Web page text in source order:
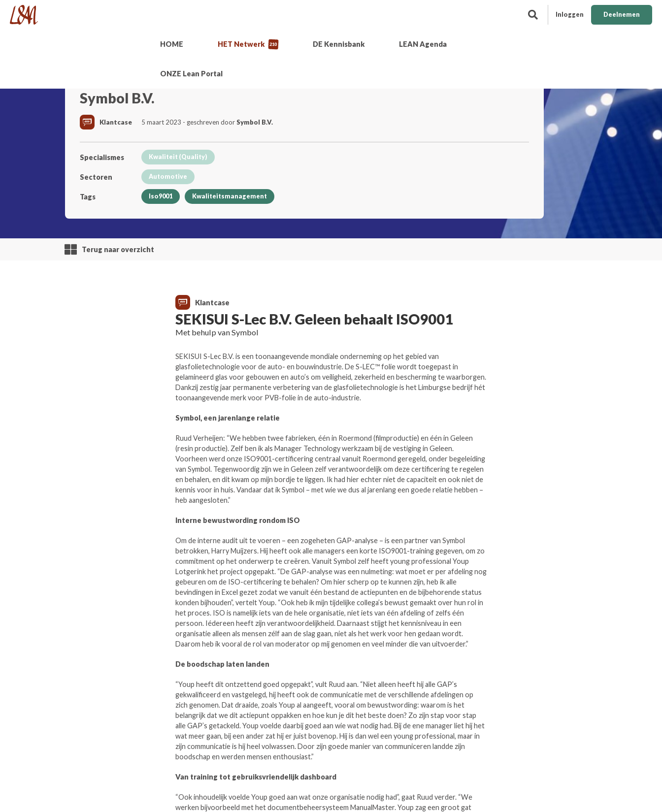
Inloggen Deelnemen
HOME HET Netwerk 210 DE Kennisbank LEAN Agenda
ONZE Lean Portal
Symbol B.V.
Klantcase 5 maart 2023 - geschreven doorSymbol B.V.
Specialismes Kwaliteit (Quality)
Sectoren Automotive
Tags Iso9001 Kwaliteitsmanagement
Terug naar overzicht
Klantcase
SEKISUI S-Lec B.V. Geleen behaalt ISO9001
Met behulp van Symbol
SEKISUI S-Lec B.V. is een toonaangevende mondiale onderneming op het gebied van
glasfolietechnologie voor de auto- en bouwindustrie. De S-LEC™ folie wordt toegepast in
gelamineerd glas voor gebouwen en auto’s om veiligheid, zekerheid en bescherming te waarborgen.
Dankzij zestig jaar permanente verbetering van de glasfolietechnologie is het Limburgse bedrijf hét
toonaangevende merk voor PVB-folie in de auto-industrie.
Symbol, een jarenlange relatie
Ruud Verheijen: “We hebben twee fabrieken, één in Roermond (filmproductie) en één in Geleen
(resin productie). Zelf ben ik als Manager Technology werkzaam bij de vestiging in Geleen.
Voorheen werd onze ISO9001-certificering centraal vanuit Roermond geregeld, onder begeleiding
van Symbol. Tegenwoordig zijn we in Geleen zelf verantwoordelijk om deze certificering te regelen
en behalen, en dit kwam op mijn bordje te liggen. Ik had hier echter niet de capaciteit en ook niet de
kennis voor in huis. Vandaar dat ik Symbol – met wie we dus al jarenlang een goede relatie hebben –
heb aangesloten.”
Interne bewustwording rondom ISO
Om de interne audit uit te voeren – een zogeheten GAP-analyse – is een partner van Symbol
betrokken, Harry Muijzers. Hij heeft ook alle managers een korte ISO9001-training gegeven, om zo
commitment op het onderwerp te creëren. Vanuit Symbol zelf heeft young professional Youp
Lotgerink het project opgepakt. “De GAP-analyse was een nulmeting: wat moet er per afdeling nog
gebeuren om de ISO-certificering te behalen? Om hier scherp op te kunnen zijn, heb ik alle
bevindingen in Excel gezet zodat we vanuit één bestand de actiepunten en de bijbehorende status
konden bijhouden”, vertelt Youp. “Ook heb ik mijn tijdelijke collega’s bewust gemaakt over hun rol in
het proces. ISO is namelijk iets van de hele organisatie, niet iets van één afdeling of zelfs één
persoon. Iédereen heeft zijn verantwoordelijkheid. Daarnaast stijgt het kennisniveau in een
organisatie alleen als mensen zélf aan de slag gaan, niet als het werk voor hen gedaan wordt.
Daarom heb ik vooral de rol van moderator op mij genomen en veel minder die van uitvoerder.”
De boodschap laten landen
“Youp heeft dit ontzettend goed opgepakt”, vult Ruud aan. “Niet alleen heeft hij alle GAP’s
gekwalificeerd en vastgelegd, hij heeft ook de communicatie met de verschillende afdelingen op
zich genomen. Dat draaide, zoals Youp al aangeeft, vooral om bewustwording: waarom is het
belangrijk dat we dit actiepunt oppakken en hoe kun je dit het beste doen? Zo zijn stap voor stap
alle GAP’s getackeld. Youp voelde daarbij goed aan wie wat nodig had. Bij de ene manager liet hij het
wat meer gaan, bij een ander zat hij er juist bovenop. Hij is dan wel een young professional, maar in
zijn communicatie is hij heel volwassen. Door zijn goede manier van communiceren landde zijn
boodschap en werden mensen enthousiast.”
Van training tot gebruiksvriendelijk dashboard
“Ook inhoudelijk voelde Youp goed aan wat onze organisatie nodig had”, gaat Ruud verder. “We
werken bijvoorbeeld met het documentbeheersysteem ManualMaster. Youp zag een groot gat